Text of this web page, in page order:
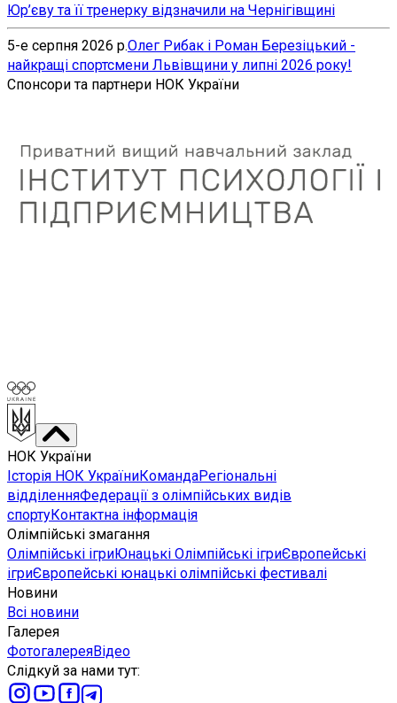
Юр’єву та її тренерку відзначили на Чернігівщині
5-е серпня 2026 р.Олег Рибак і Роман Березіцький -
найкращі спортсмени Львівщини у липні 2026 року!
Спонсори та партнери НОК України
НОК України
Історія НОК УкраїниКомандаРегіональні
відділенняФедерації з олімпійських видів
спортуКонтактна інформація
Олімпійські змагання
Олімпійські ігриЮнацькі Олімпійські ігриЄвропейські
ігриЄвропейські юнацькі олімпійські фестивалі
Новини
Всі новини
Галерея
ФотогалереяВідео
Слідкуй за нами тут: